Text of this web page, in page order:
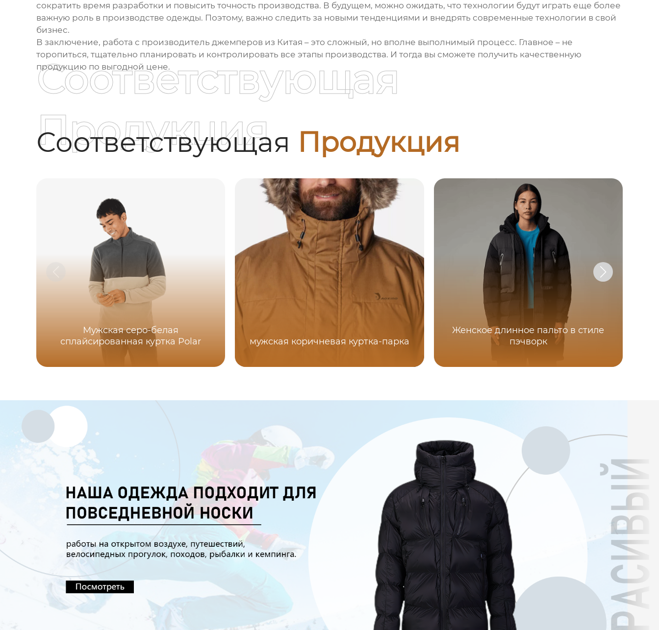
сократить время разработки и повысить точность производства. В будущем, можно ожидать, что технологии будут играть еще более
важную роль в производстве одежды. Поэтому, важно следить за новыми тенденциями и внедрять современные технологии в свой
бизнес.
В заключение, работа с производитель джемперов из Китая – это сложный, но вполне выполнимый процесс. Главное – не
торопиться, тщательно планировать и контролировать все этапы производства. И тогда вы сможете получить качественную
продукцию по выгодной цене.
Соответствующая Продукция
Соответствующая
Продукция
Мужская серо-белая
сплайсированная куртка Polar
мужская коричневая куртка-парка
Женское длинное пальто в стиле
пэчворк